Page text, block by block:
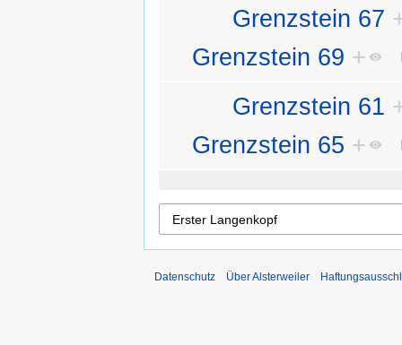
Grenzstein 67
Grenzstein 69 +
Grenzstein 61
Grenzstein 65 +
Datenschutz Über Alsterweiler